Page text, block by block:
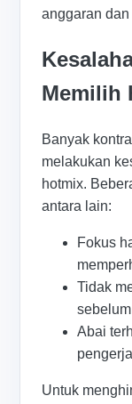
anggaran
Memilih
Banyak
melakukan
hotmix.
antara lain:
Fokus
Tidak
Abai
Untuk